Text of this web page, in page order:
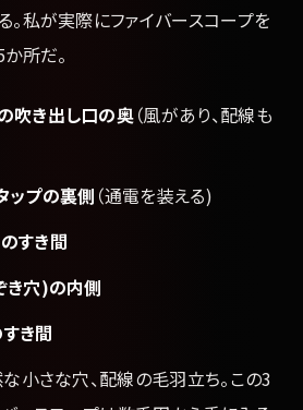
私が実際にファイバースコープを
所だ。
吹き出し口の奥（風があり、配線も
ップの裏側 （通電を装える)
すき間
き穴)の内側
き間
小さな穴、配線の毛羽立ち。この3